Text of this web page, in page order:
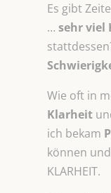
Es gibt
…sehr viel
Wie oft in
Klarheit
ich bekam
können
KLARHEIT.